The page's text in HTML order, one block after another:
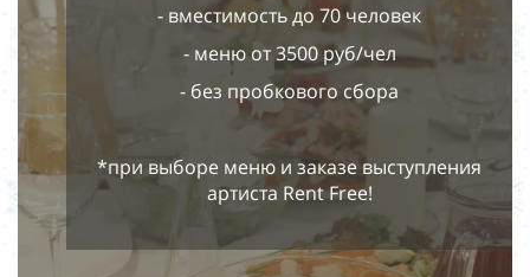
- вместимость до 70 человек
- меню от 3500 руб/чел
- без пробкового сбора
*при выборе меню и заказе выступления
артиста Rent Free!